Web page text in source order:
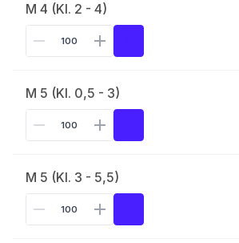
M 4 (Kl. 2 - 4)
M 5 (Kl. 0,5 - 3)
M 5 (Kl. 3 - 5,5)